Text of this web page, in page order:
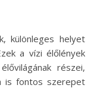
a vízi élőlények
részei,
is fontos szerepet